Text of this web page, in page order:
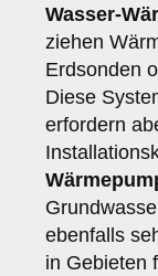
Wasser-
ziehen
Erdsonden
Diese
erfordern
ebenfalls
in Gebieten